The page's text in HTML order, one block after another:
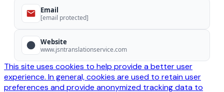
Email
[email protected]
Website
www.jsntranslationservice.com
This site uses cookies to help provide a better user
experience. In general, cookies are used to retain user
preferences and provide anonymized tracking data to